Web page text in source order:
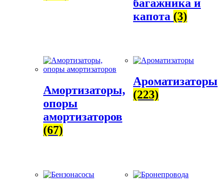
багажника и
капота (3)
Амортизаторы,
опоры
амортизаторов
(67)
Ароматизаторы
(223)